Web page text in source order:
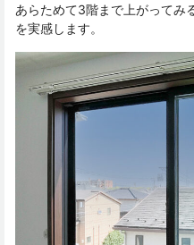
あらためて3階まで上がってみ
を実感します。